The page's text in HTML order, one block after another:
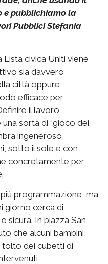
e pubblichiamo la
Pubblici Stefania
civica Uniti viene
sia davvero
città oppure
efficace per
il lavoro
sorta di “gioco dei
ingeneroso,
sotto il sole e con
concretamente per
programmazione, ma
giorno cerca di
sicura. In piazza San
che alcuni bambini,
dei cubetti di